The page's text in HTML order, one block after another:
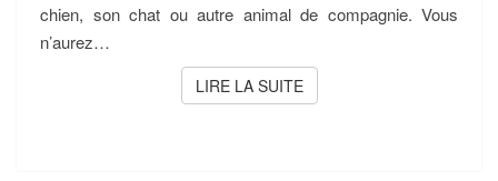
chien, son chat ou autre animal de compagnie. Vous
n’aurez…
LIRE LA SUITELIRE LA SUITE